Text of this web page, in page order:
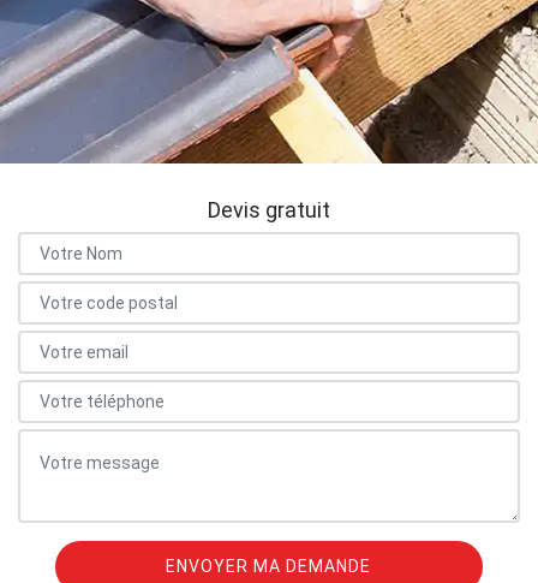
Devis gratuit